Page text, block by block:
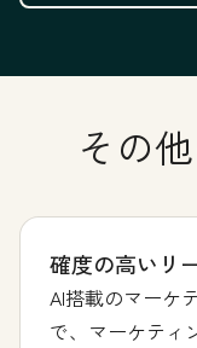
その
確度の高いリ
AI搭載のマーケ
で、マーケティ